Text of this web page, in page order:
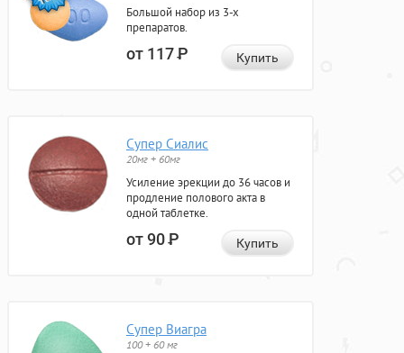
Большой набор из 3-х
препаратов.
от 117Р Купить
Супер Сиалис
20мг + 60мг
Усиление эрекции до 36 часов и
продление полового акта в
одной таблетке.
от 90Р Купить
Супер Виагра
100 + 60 мг